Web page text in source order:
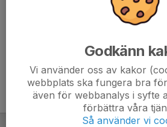
Godkänn
Vi använder oss av kakor
webbplats ska fungera bra
även för webbanalys i syfte
förbättra våra
Så använder vi